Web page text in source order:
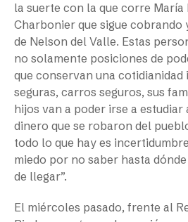
la suerte con la que corre María
Charbonier que sigue cobrando
de Nelson del Valle. Estas
no solamente posiciones de
que conservan una cotidianidad
seguras, carros seguros, sus
hijos van a poder irse a estudiar
dinero que se robaron del
todo lo que hay es
miedo por no saber hasta
de llegar”.
El miércoles pasado, frente al